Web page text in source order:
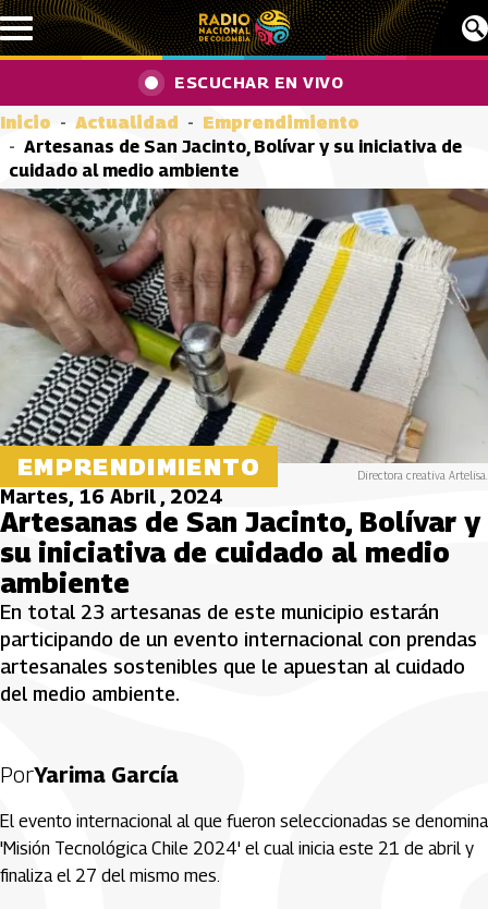
Pasar al contenido principal
ESCUCHAR EN VIVO
Inicio Actualidad
Emprendimiento
Artesanas de San Jacinto, Bolívar y su iniciativa de
cuidado al medio ambiente
EMPRENDIMIENTO Directora creativa Artelisa.
Martes, 16 Abril , 2024
Artesanas de San Jacinto, Bolívar y
su iniciativa de cuidado al medio
ambiente
En total 23 artesanas de este municipio estarán
participando de un evento internacional con prendas
artesanales sostenibles que le apuestan al cuidado
del medio ambiente.
PorYarima García
El evento internacional al que fueron seleccionadas se denomina
'Misión Tecnológica Chile 2024' el cual inicia este 21 de abril y
finaliza el 27 del mismo mes.